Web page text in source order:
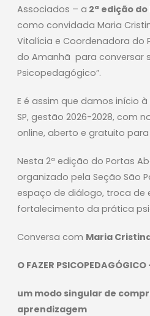
Associados – a 2ª edição
como convidada Maria
Vitalícia e Coordenadora do
do Amanhã para conversar
Psicopedagógico”.
E é assim que damos início
SP, gestão 2026-2028, com
online, aberto e gratuito
Nesta 2ª edição do Portas
organizado pela Seção São
espaço de diálogo, troca de
fortalecimento da prática
Conversa com Maria
O FAZER PSICOPEDAGÓGICO
um modo singular de
aprendizagem